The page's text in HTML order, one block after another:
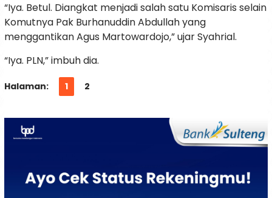
“Iya. Betul. Diangkat menjadi salah satu Komisaris selain
Komutnya Pak Burhanuddin Abdullah yang
menggantikan Agus Martowardojo,” ujar Syahrial.
“Iya. PLN,” imbuh dia.
Halaman: 1 2